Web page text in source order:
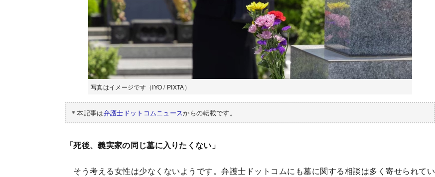
写真はイメージです（IYO / PIXTA）
＊本記事は弁護士ドットコムニュースからの転載です。
「死後、義実家の同じ墓に入りたくない」
そう考える女性は少なくないようです。弁護士ドットコムにも墓に関する相談は多く寄せられてい